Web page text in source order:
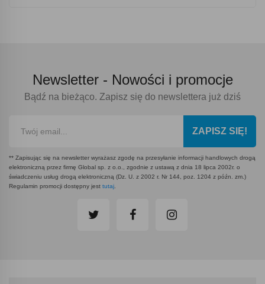
Newsletter - Nowości i promocje
Bądź na bieżąco. Zapisz się do newslettera już dziś
ZAPISZ SIĘ!
** Zapisując się na newsletter wyrażasz zgodę na przesyłanie informacji handlowych drogą
elektroniczną przez firmę Global sp. z o.o., zgodnie z ustawą z dnia 18 lipca 2002r. o
świadczeniu usług drogą elektroniczną (Dz. U. z 2002 r. Nr 144, poz. 1204 z późn. zm.)
Regulamin promocji dostępny jest tutaj.